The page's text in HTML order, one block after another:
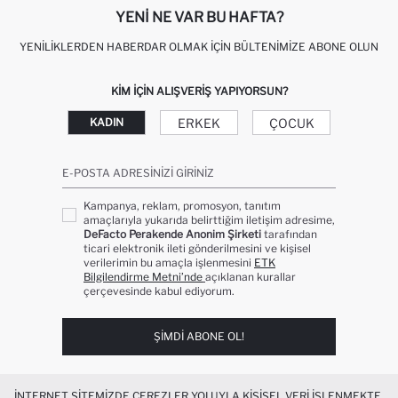
YENI NE VAR BU HAFTA?
YENILIKLERDEN HABERDAR OLMAK İÇIN BÜLTENIMIZE ABONE OLUN
KIM IÇIN ALIŞVERIŞ YAPIYORSUN?
KADIN ERKEK ÇOCUK
E-POSTA ADRESINIZI GIRINIZ
Kampanya, reklam, promosyon, tanıtım
amaçlarıyla yukarıda belirttiğim iletişim adresime,
DeFacto Perakende Anonim Şirketi tarafından
ticari elektronik ileti gönderilmesini ve kişisel
verilerimin bu amaçla işlenmesini ETK
Bilgilendirme Metni’nde açıklanan kurallar
çerçevesinde kabul ediyorum.
ŞIMDI ABONE OL!